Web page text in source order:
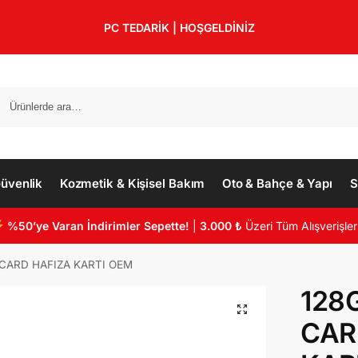
PC TEDARİK | HOŞGELDİNİZ
Kozmetik & Kişisel Bakım Oto & Bahçe & Yapı
%50’ye Varan İndirimler Sepette! |3.000 ₺ Üzeri Tüm
HAFIZA KARTI OEM